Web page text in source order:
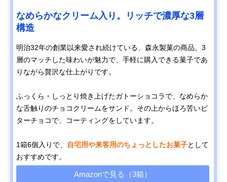
なめらかなクリーム入り。リッチで濃厚な3層
構造
明治32年の創業以来愛され続けている、森永製菓の商品。3
層のマッチした味わいが魅力で、手軽に購入できる菓子であ
りながら贅沢な仕上がりです。
ふっくら・しっとり焼き上げたガトーショコラで、なめらか
な舌触りのチョコクリームをサンド。その上からほろ苦いビ
ターチョコで、コーティングをしています。
1箱6個入りで、 自宅用や来客用のちょっとしたお菓子として
おすすめです。
Amazonで見る（3箱）